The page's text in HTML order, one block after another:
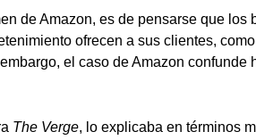
de Amazon, es de pensarse que los
ofrecen a sus clientes,
el caso de Amazon confunde
The Verge, lo explicaba en términos